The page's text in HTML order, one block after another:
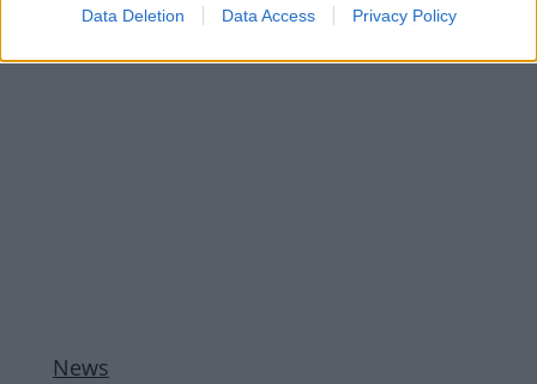
Data Deletion Data Access Privacy Policy
ΔΙΑΦΗΜΙΣΗ
News